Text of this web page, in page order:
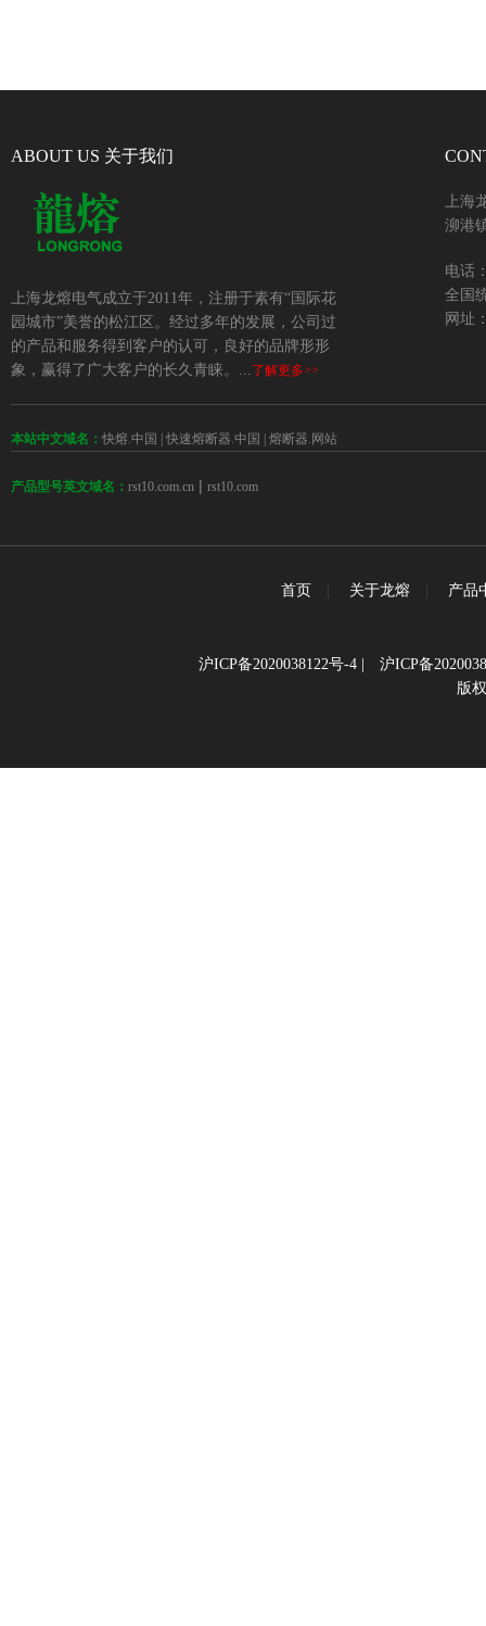
ABOUT US 关于我们
上海龙熔电气成立于2011年，注册于素有“国际花
园城市”美誉的松江区。经过多年的发展，公司过
的产品和服务得到客户的认可，良好的品牌形形
象，赢得了广大客户的长久青睐。...了解更多>>
上海
泖港
电话
全国
网址
本站中文域名： 快熔.中国 快速熔断器.中国 熔断器.网站
产品型号英文域名： rst10.com.cn | rst10.com
首页 关于龙熔 产品
沪ICP备2020038122号-4| 沪ICP备
版